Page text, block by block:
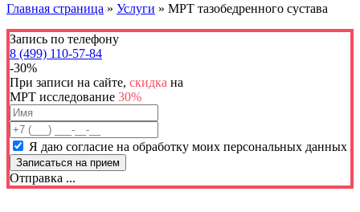
Главная страница » Услуги » МРТ тазобедренного сустава
Запись по телефону
8 (499) 110-57-84
-30%
При записи на сайте, скидка на
МРТ исследование 30%
Я даю согласие на обработку моих персональных данных
Отправка ...